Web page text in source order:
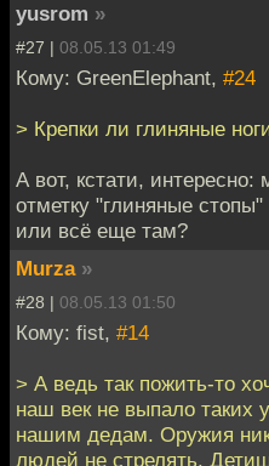
yusrom »
#27 | 08.05.13 01:49
Кому: GreenElephant, #24
> Крепки ли глиняные
А вот, кстати,
отметку "глиняные
или всё еще там?
Murza »
#28 | 08.05.13 01:50
Кому: fist, #14
> А ведь так пожить-то
наш век не выпало таких
нашим дедам. Оружия
людей не стрелять.